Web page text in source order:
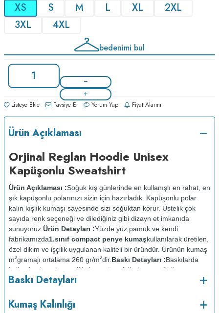
XS S M L XL
2XL
3XL
4XL
bedenimi bul
Listeye Ekle Tavsiye Et Yorum Yap Fiyat Alarmı
Ürün Açıklaması
Orjinal Reglan Hoodie Unisex
Kapüşonlu Sweatshirt
Ürün Açıklaması :Soğuk kış günlerinde en kullanışlı en rahat, en
şık kapüşonlu polarınızı sizin için hazırladık. Kapüşonlu polar
kalın kışlık kumaşı sayesinde sizi soğuktan korur. Üstelik çok
sayıda renk seçeneği ve dilediğiniz gibi dizayn et imkanıda
sunuyoruz. Ürün Detayları :Yüzde yüz pamuk ve kendi
fabrikamızda1.sınıf compact penye kumaşkullanılarak üretilen,
özel dikim ve işçilik uygulanan kaliteli bir üründür. Ürünün kumaş
m2gramajı ortalama 260 gr/m2dir. Baskı Detayları :Baskılarda
kullanılan boyalar sertifikalı ve güvenlidir; insan sağlığına zarar
Kumaş Kalınlığı :
Kısa programda maksimum 30
yıkanır.Kuru temizleme yapılmaz.
Baskı Detayları
Kumaş Kalınlığı